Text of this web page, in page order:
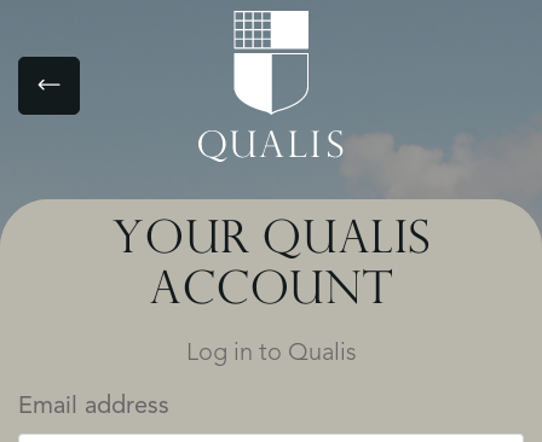
YOUR QUALIS
ACCOUNT
Log in to Qualis
Email address